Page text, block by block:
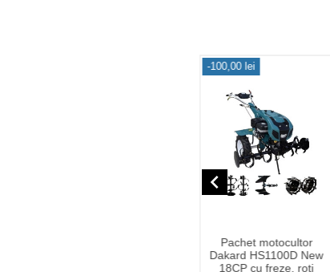
-100,00 lei
Pachet motocultor
Dakard HS1100D New
18CP cu freze, roti
navigate_before